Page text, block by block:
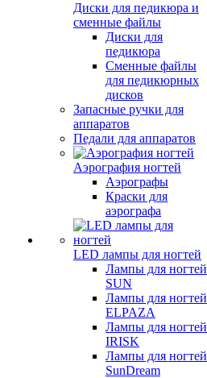
Диски для педикюра и
сменные файлы
Диски для
педикюра
Сменные файлы
для педикюрных
дисков
Запасные ручки для
аппаратов
Педали для аппаратов
Аэрография ногтей
Аэрографы
Краски для
аэрографа
LED лампы для ногтей
Лампы для ногтей
SUN
Лампы для ногтей
ELPAZA
Лампы для ногтей
IRISK
Лампы для ногтей
SunDream